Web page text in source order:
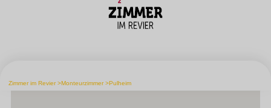
Zimmer im Revier Monteurzimmer Pulheim